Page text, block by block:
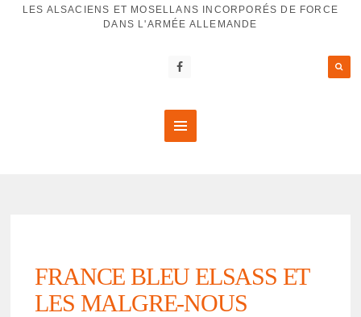
LES ALSACIENS ET MOSELLANS INCORPORÉS DE FORCE
DANS L'ARMÉE ALLEMANDE
FRANCE BLEU ELSASS ET
LES MALGRE-NOUS